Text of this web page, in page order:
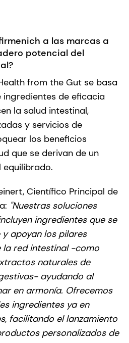
a las marcas a
potencial del
from the Gut se basa
de eficacia
la salud intestinal,
y servicios de
los beneficios
que se derivan de un
Científico Principal de
"Nuestras soluciones
ingredientes que se
apoyan los pilares
la red intestinal -como
naturales de
ayudando al
en armonía. Ofrecemos
ingredientes ya en
facilitando el lanzamiento
personalizados de